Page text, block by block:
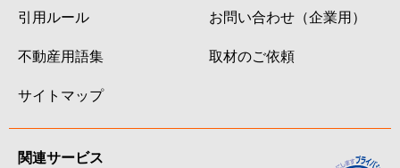
引用ルール
不動産用語集
サイトマップ
お問い合わせ（企業用）
取材のご依頼
関連サービス